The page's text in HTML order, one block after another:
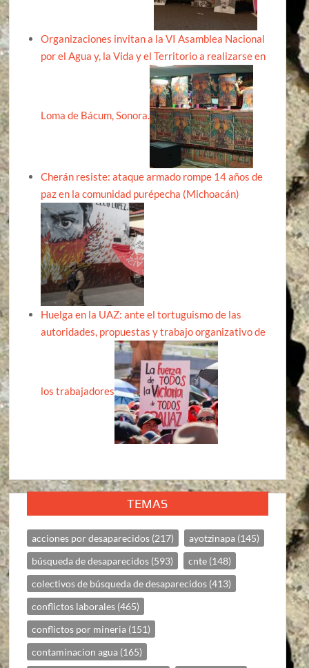
Organizaciones invitan a la VI Asamblea Nacional
por el Agua y, la Vida y el Territorio a realizarse en
Loma de Bácum, Sonora.
Cherán resiste: ataque armado rompe 14 años de
paz en la comunidad purépecha (Michoacán)
Huelga en la UAZ: ante el tortuguismo de las
autoridades, propuestas y trabajo organizativo de
los trabajadores
TEMAS
acciones por desaparecidos (217) ayotzinapa (145)
búsqueda de desaparecidos (593) cnte (148)
colectivos de búsqueda de desaparecidos (413)
conflictos laborales (465)
conflictos por mineria (151)
contaminacion agua (165)